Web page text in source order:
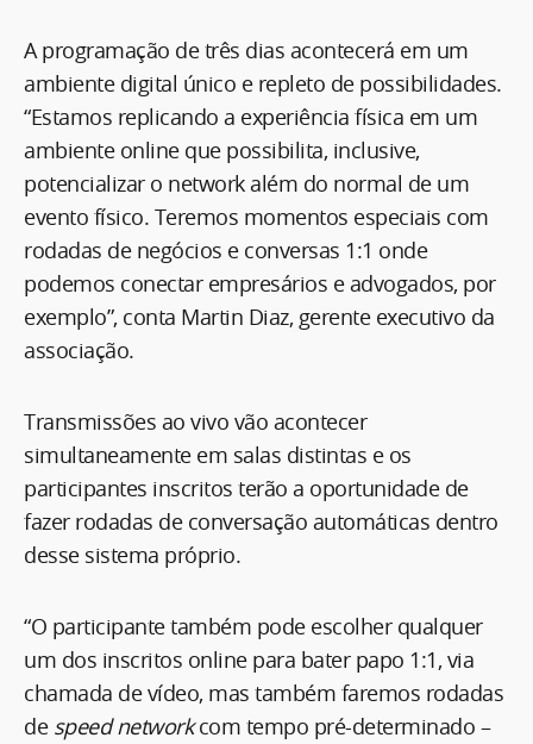
A programação de três dias acontecerá em um
ambiente digital único e repleto de possibilidades.
“Estamos replicando a experiência física em um
ambiente online que possibilita, inclusive,
potencializar o network além do normal de um
evento físico. Teremos momentos especiais com
rodadas de negócios e conversas 1:1 onde
podemos conectar empresários e advogados, por
exemplo”, conta Martin Diaz, gerente executivo da
associação.
Transmissões ao vivo vão acontecer
simultaneamente em salas distintas e os
participantes inscritos terão a oportunidade de
fazer rodadas de conversação automáticas dentro
desse sistema próprio.
“O participante também pode escolher qualquer
um dos inscritos online para bater papo 1:1, via
chamada de vídeo, mas também faremos rodadas
de speed networkcom tempo pré-determinado –